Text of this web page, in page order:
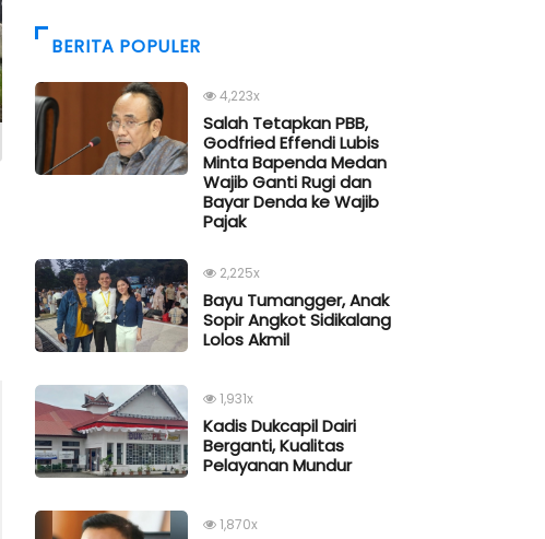
BERITA POPULER
4,223x
Salah Tetapkan PBB,
Godfried Effendi Lubis
Minta Bapenda Medan
Wajib Ganti Rugi dan
Bayar Denda ke Wajib
Pajak
2,225x
Bayu Tumangger, Anak
Sopir Angkot Sidikalang
Lolos Akmil
1,931x
Kadis Dukcapil Dairi
Berganti, Kualitas
Pelayanan Mundur
1,870x